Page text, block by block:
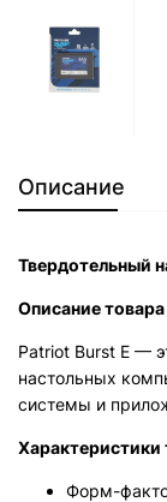
Описание
Твердотельный
Описание товара
Patriot Burst E —
настольных
системы и
Характеристики
Форм-